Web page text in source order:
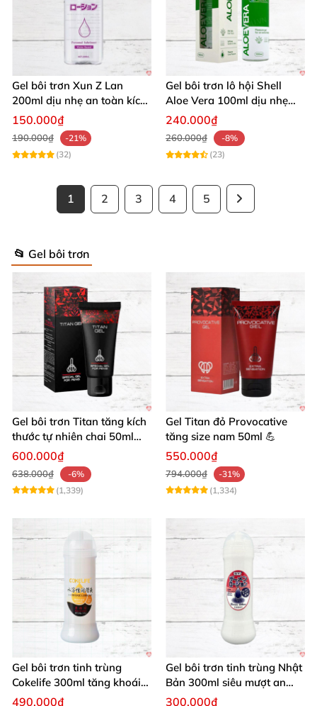
Gel bôi trơn Xun Z Lan
200ml dịu nhẹ an toàn kích
thích sảng khoái
150.000₫
190.000₫
-21%
(32)
Gel bôi trơn lô hội Shell
Aloe Vera 100ml dịu nhẹ
tăng khoái cảm
240.000₫
260.000₫
-8%
(23)
1 2 3 4 5
📂 Gel bôi trơn
Gel bôi trơn Titan tăng kích
thước tự nhiên chai 50ml
siêu mạnh
600.000₫
638.000₫
-6%
(1,339)
Gel Titan đỏ Provocative
tăng size nam 50ml 💪
550.000₫
794.000₫
-31%
(1,334)
Gel bôi trơn tinh trùng
Cokelife 300ml tăng khoái
cảm, an toàn
490.000₫
Gel bôi trơn tinh trùng Nhật
Bản 300ml siêu mượt an
toàn cho yêu
300.000₫